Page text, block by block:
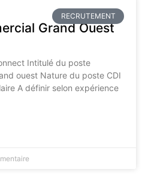
RECRUTEMENT
Grand Ouest
Intitulé du poste
ouest Nature du poste CDI
A définir selon expérience